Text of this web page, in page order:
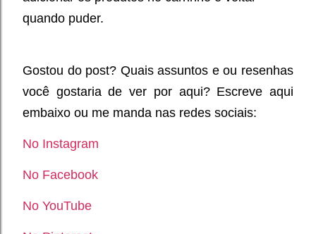
quando puder.
Gostou do post? Quais assuntos e ou resenhas
você gostaria de ver por aqui? Escreve aqui
embaixo ou me manda nas redes sociais:
No Instagram
No Facebook
No YouTube